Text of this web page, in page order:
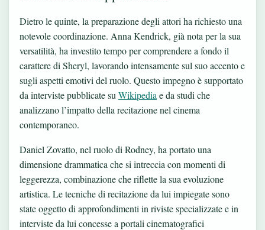
Dietro le quinte, la preparazione degli attori ha richiesto una
notevole coordinazione. Anna Kendrick, già nota per la sua
versatilità, ha investito tempo per comprendere a fondo il
carattere di Sheryl, lavorando intensamente sul suo accento e
sugli aspetti emotivi del ruolo. Questo impegno è supportato
da interviste pubblicate su Wikipedia e da studi che
analizzano l’impatto della recitazione nel cinema
contemporaneo.
Daniel Zovatto, nel ruolo di Rodney, ha portato una
dimensione drammatica che si intreccia con momenti di
leggerezza, combinazione che riflette la sua evoluzione
artistica. Le tecniche di recitazione da lui impiegate sono
state oggetto di approfondimenti in riviste specializzate e in
interviste da lui concesse a portali cinematografici